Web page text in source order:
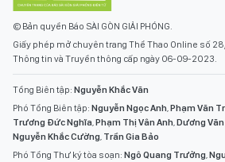
© Bản quyền Báo SÀI GÒN GIẢI PHÓNG.
Giấy phép mở chuyên trang Thể Thao Online số
Thông tin và Truyền thông cấp ngày 06-09-2023.
Tổng Biên tập: Nguyễn Khắc Văn
Phó Tổng Biên tập: Nguyễn Ngọc Anh,Phạm Văn
Trương Đức Nghĩa,Phạm Thị Vân Anh,Dương
Nguyễn Khắc Cường, Trần Gia Bảo
Phó Tổng Thư ký tòa soạn: Ngô Quang Trưởng,